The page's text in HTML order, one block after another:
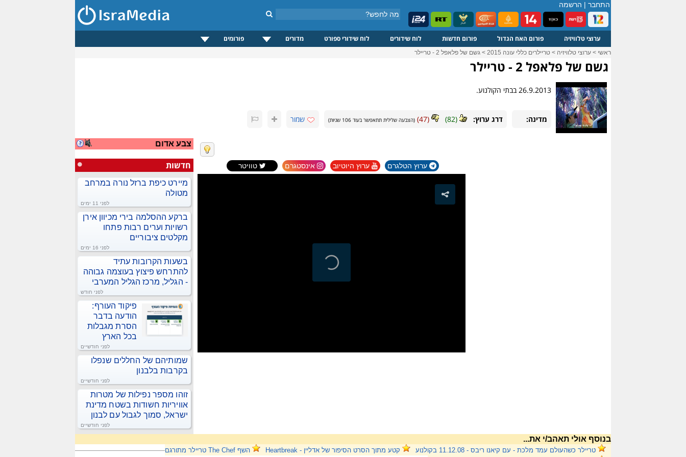
התחבר | הרשמה
ערוצי טלוויזיה פורום האח הגדול פורום חדשות לוח שידורים לוח שידורי ספורט מדורים פורומים
ראשי > ערוצי טלוויזיה > טריילרים כללי עונה 2015 > גשם של פלאפל 2 - טריילר
גשם של פלאפל 2 - טריילר
26.9.2013 בבתי הקולנוע.
מדינה: דרג ערוץ: (
82
)
(
47
) (הצבעה שלילית תתאפשר בעוד 106 שניות) שמור
צבע אדום
חדשות
מיירט כיפת ברזל נורה במרחב
מטולה
לפני 11 ימים
ברקע ההסלמה בירי מכיוון אירן
רשויות וערים רבות פתחו
מקלטים ציבוריים
לפני 16 ימים
בשעות הקרובות עתיד
להתרחש פיצוץ בעוצמה גבוהה
- הגליל, מרכז הגליל המערבי
לפני חודש
פיקוד העורף:
הודעה בדבר
הסרת מגבלות
בכל הארץ
לפני חודשיים
שמותיהם של החללים שנפלו
בקרבות בלבנון
לפני חודשיים
זוהו מספר נפילות של מטרות
אוויריות חשודות בשטח מדינת
ישראל, סמוך לגבול עם לבנון
לפני חודשיים
ערוץ הטלגרם ערוץ היוטיוב אינסטגרם טוויטר
בנוסף אולי תאהב/י את...
טריילר כשהעולם עמד מלכת - עם קיאנו ריבס - 11.12.08 בקולנוע קטע מתוך הסרט הסיפור של אדליין - Heartbreak השף The Chef טריילר מתורגם